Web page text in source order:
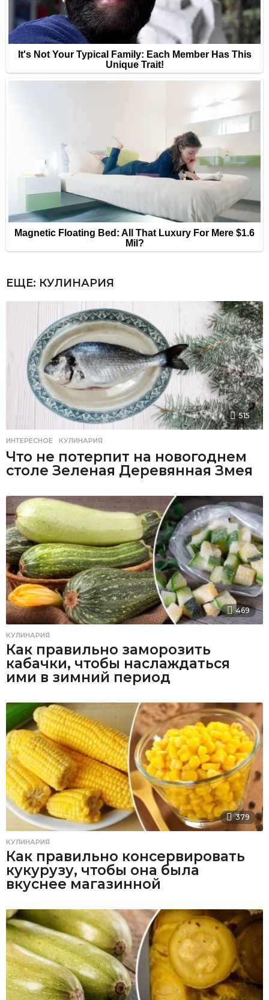
ЕЩЕ: КУЛИНАРИЯ
515
ИНТЕРЕСНОЕ ,КУЛИНАРИЯ
Что не потерпит на новогоднем
столе Зеленая Деревянная Змея
469
КУЛИНАРИЯ
Как правильно заморозить
кабачки, чтобы наслаждаться
ими в зимний период
379
КУЛИНАРИЯ
Как правильно консервировать
кукурузу, чтобы она была
вкуснее магазинной